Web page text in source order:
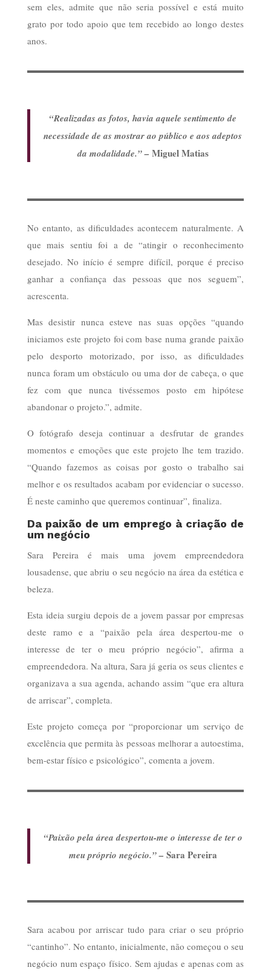
sem eles, admite que não seria possível e está muito
grato por todo apoio que tem recebido ao longo destes
anos.
“Realizadas as fotos, havia aquele sentimento de
necessidade de as mostrar ao público e aos adeptos
da modalidade.” – Miguel Matias
No entanto, as dificuldades acontecem naturalmente. A
que mais sentiu foi a de “atingir o reconhecimento
desejado. No início é sempre difícil, porque é preciso
ganhar a confiança das pessoas que nos seguem”,
acrescenta.
Mas desistir nunca esteve nas suas opções “quando
iniciamos este projeto foi com base numa grande paixão
pelo desporto motorizado, por isso, as dificuldades
nunca foram um obstáculo ou uma dor de cabeça, o que
fez com que nunca tivéssemos posto em hipótese
abandonar o projeto.”, admite.
O fotógrafo deseja continuar a desfrutar de grandes
momentos e emoções que este projeto lhe tem trazido.
“Quando fazemos as coisas por gosto o trabalho sai
melhor e os resultados acabam por evidenciar o sucesso.
É neste caminho que queremos continuar”, finaliza.
Da paixão de um emprego à criação de
um negócio
Sara Pereira é mais uma jovem empreendedora
lousadense, que abriu o seu negócio na área da estética e
beleza.
Esta ideia surgiu depois de a jovem passar por empresas
deste ramo e a “paixão pela área despertou-me o
interesse de ter o meu próprio negócio”, afirma a
empreendedora. Na altura, Sara já geria os seus clientes e
organizava a sua agenda, achando assim “que era altura
de arriscar”, completa.
Este projeto começa por “proporcionar um serviço de
excelência que permita às pessoas melhorar a autoestima,
bem-estar físico e psicológico”, comenta a jovem.
“Paixão pela área despertou-me o interesse de ter o
meu próprio negócio.” – Sara Pereira
Sara acabou por arriscar tudo para criar o seu próprio
“cantinho”. No entanto, inicialmente, não começou o seu
negócio num espaço físico. Sem ajudas e apenas com as